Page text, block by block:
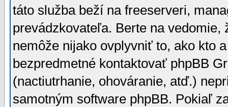
táto služba beží na freeserveri,
prevádzkovateľa. Berte na vedomie,
nemôže nijako ovplyvniť to, ako kto
bezpredmetné kontaktovať phpBB
(nactiutrhanie, ohováranie, atď.)
samotným software phpBB. Pokiaľ